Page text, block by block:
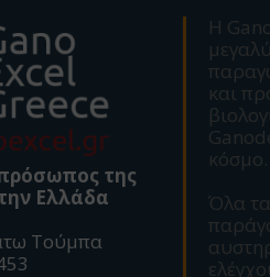
της
Ελλάδα
Τούμπα
Η
και
κόσμο.
Όλα